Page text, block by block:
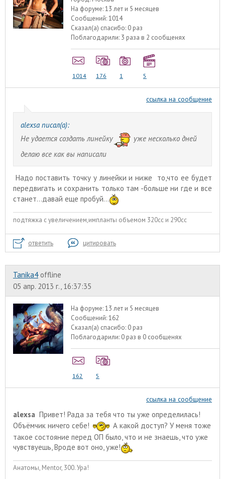
На форуме:13 лет и 5 месяцев
Сообщений:1014
Сказал(а) спасибо: 0 раз
Поблагодарили: 3 раза в 2 сообщенях
1014 176 1 5
ссылка на сообщение
alexsa писал(а):
Не удается создать линейку
уже несколько дней
делаю все как вы написали
Надо поставить точку у линейки и ниже то,что ее будет
передвигать и сохранить только там -больше ни где и все
станет...давай еще пробуй...
подтяжка с увеличением,импланты объемом 320сс и 290сс
ответить цитировать
Tanika4 offline
05 апр. 2013 г., 16:37:35
На форуме:13 лет и 5 месяцев
Сообщений:162
Сказал(а) спасибо: 0 раз
Поблагодарили: 0 раз в 0 сообщенях
162 5
ссылка на сообщение
alexsa Привет! Рада за тебя что ты уже определилась!
Объёмчик ничего себе!
А какой доступ? У меня тоже
такое состояние перед ОП было, что и не знаешь, что уже
чувствуешь, Вроде вот оно, уже!
Анатомы, Mentor, 300. Ура!